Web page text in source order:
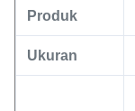
Produk
Ukuran